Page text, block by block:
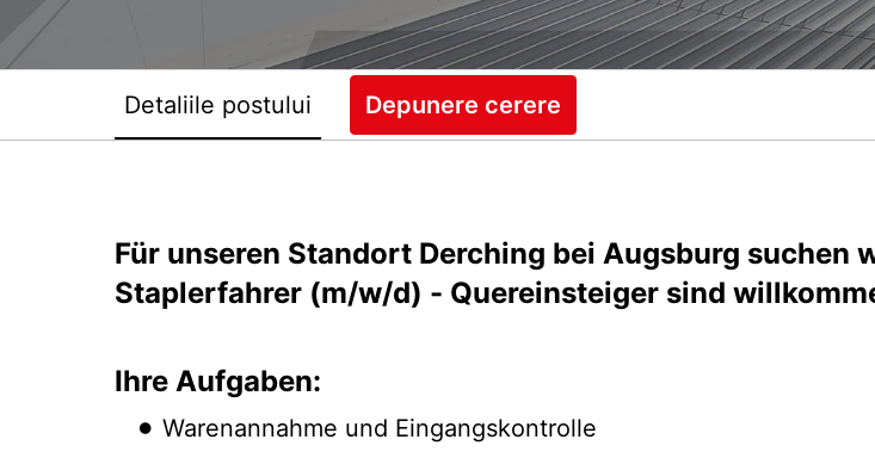
Detaliile postului Depunere cerere
Für unseren Standort Derching bei Augsburg
Staplerfahrer (m/w/d) - Quereinsteiger sind
Ihre Aufgaben:
Warenannahme und Eingangskontrolle